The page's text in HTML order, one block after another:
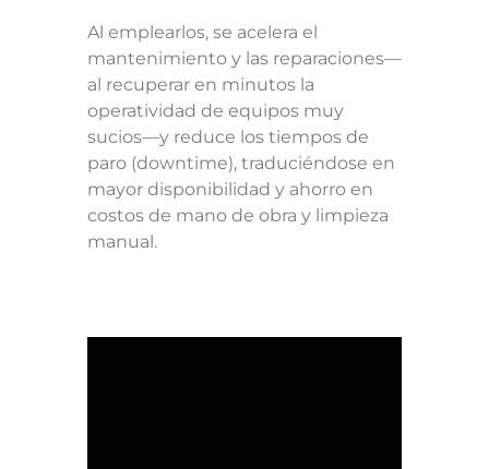
Al emplearlos, se acelera el
mantenimiento y las reparaciones—
al recuperar en minutos la
operatividad de equipos muy
sucios—y reduce los tiempos de
paro (downtime), traduciéndose en
mayor disponibilidad y ahorro en
costos de mano de obra y limpieza
manual.